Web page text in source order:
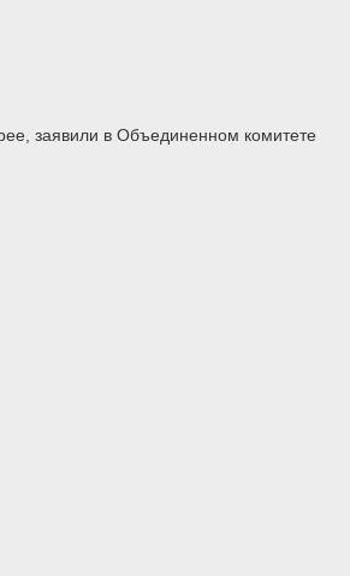
заявили в Объединенном комитете